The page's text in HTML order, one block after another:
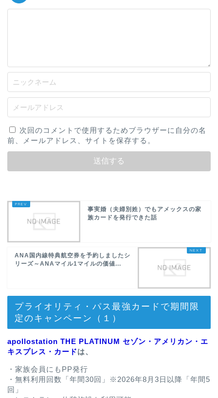
次回のコメントで使用するためブラウザーに自分の名
前、メールアドレス、サイトを保存する。
事実婚（夫婦別姓）でもアメックスの家
族カードを発行できた話
ANA国内線特典航空券を予約しましたシ
リーズ～ANAマイル1マイルの価値...
プライオリティ・パス最強カードで期間限
定のキャンペーン（１）
apollostation THE PLATINUM セゾン・アメリカン・エ
キスプレス・カードは、
・家族会員にもPP発行
・無料利用回数「年間30回」※2026年8月3日以降「年間5
回」